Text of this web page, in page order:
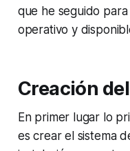
que he seguido
operativo y
Creación
En primer lugar lo
es crear el sistema